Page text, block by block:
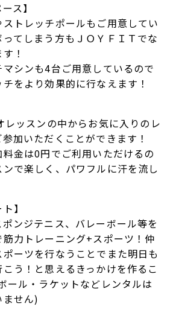
ス】
トレッチポールもご用意してい
てしまう方もＪＯＹＦＩＴでな
！
シンも4台ご用意しているので
をより効果的に行なえます！
レッスンの中からお気に入りのレ
加いただくことができます！
金は0円でご利用いただけるの
で楽しく、パワフルに汗を流し
】
ンジテニス、バレーボール等を
力トレーニング+スポーツ！仲
ーツを行なうことでまた明日も
う！と思えるきっかけを作るこ
ール・ラケットなどレンタルは
せん)